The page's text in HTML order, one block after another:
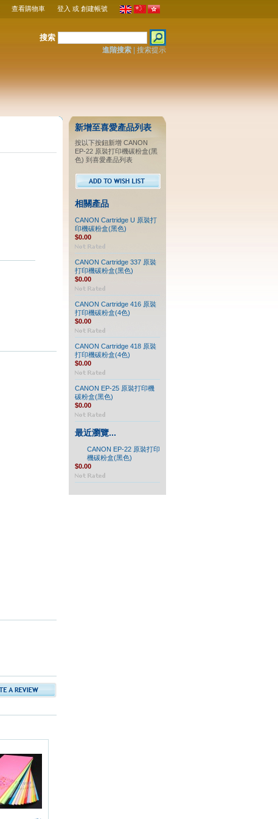
查看購物車 登入 或 創建帳號
搜索
進階搜索| 搜索提示
新增至喜愛產品列表
按以下按鈕新增 CANON
EP-22 原裝打印機碳粉盒(黑
色) 到喜愛產品列表
相關產品
CANON Cartridge U 原裝打
印機碳粉盒(黑色)
$0.00
CANON Cartridge 337 原裝
打印機碳粉盒(黑色)
$0.00
CANON Cartridge 416 原裝
打印機碳粉盒(4色)
$0.00
CANON Cartridge 418 原裝
打印機碳粉盒(4色)
$0.00
CANON EP-25 原裝打印機
碳粉盒(黑色)
$0.00
最近瀏覽...
CANON EP-22 原裝打印
機碳粉盒(黑色)
$0.00